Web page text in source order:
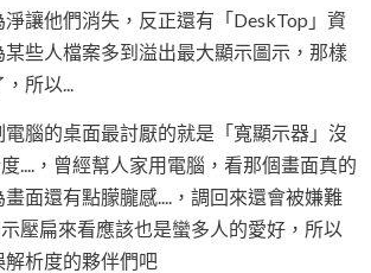
讓他們消失，反正還有「DeskTop」資
些人檔案多到溢出最大顯示圖示，那樣
所以...
腦的桌面最討厭的就是「寬顯示器」沒
....，曾經幫人家用電腦，看那個畫面真的
面還有點朦朧感....，調回來還會被嫌難
壓扁來看應該也是蠻多人的愛好，所以
析度的夥伴們吧